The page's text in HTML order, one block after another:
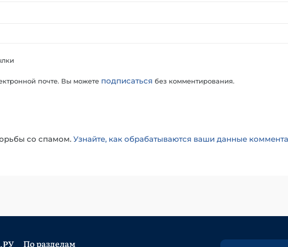
почте. Вы можете подписаться без комментирования.
со спамом. Узнайте, как обрабатываются ваши данные
По разделам